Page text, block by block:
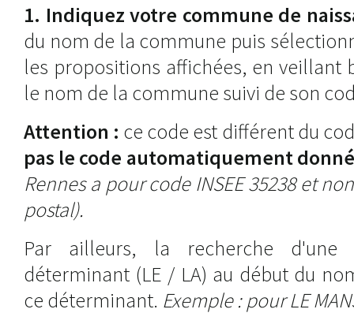
1. Indiquez votre commune de
du nom de la commune puis
les propositions affichées, en veillant
le nom de la commune suivi de son
Attention : ce code est différent du
pas le code automatiquement
Rennes a pour code INSEE 35238 et
postal).
Par ailleurs, la recherche d'une
déterminant (LE / LA) au début du
ce déterminant. Exemple : pour LE